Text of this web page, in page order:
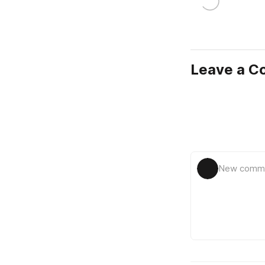
Leave a